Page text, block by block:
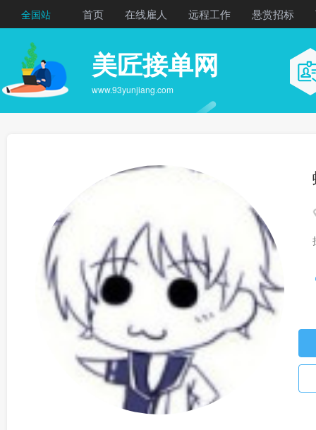
全国站 首页 在线雇人 远程工作 悬赏招标
美匠接单网
www.93yunjiang.com